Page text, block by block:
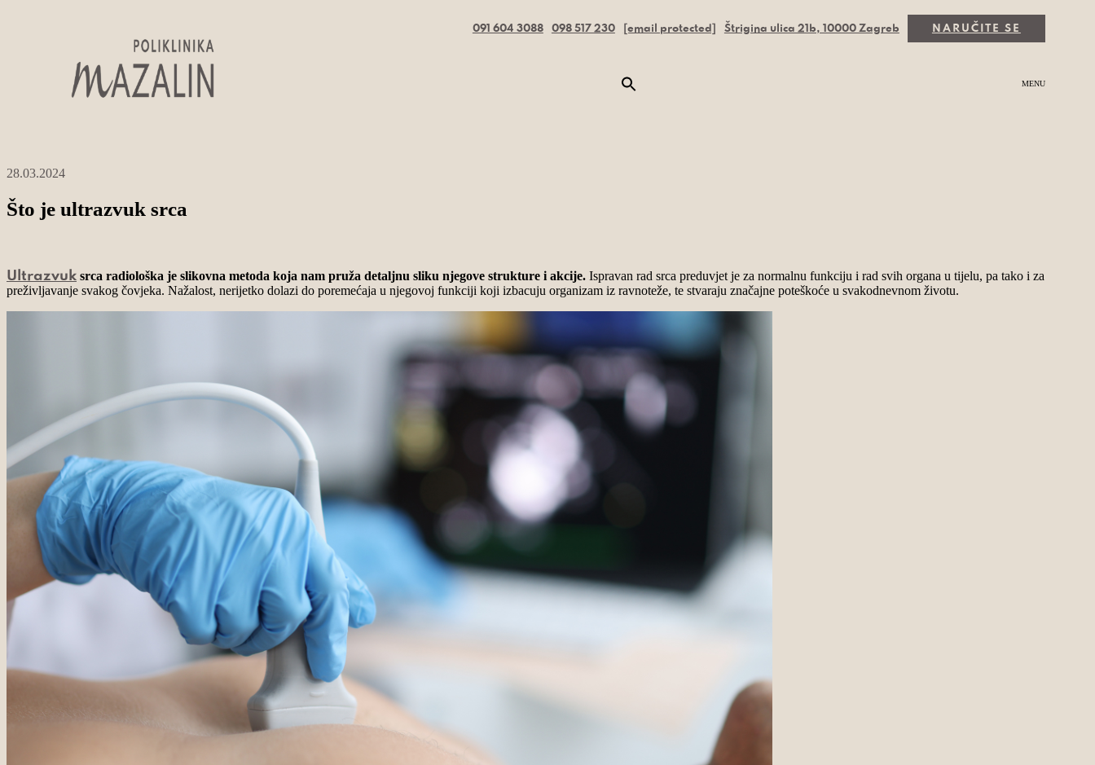
091 604 3088 098 517 230 [email protected] Štrigina ulica 21b, 10000 Zagreb NARUČITE SE
MENU
28.03.2024
Što je ultrazvuk srca
Ultrazvuk srca radiološka je slikovna metoda koja nam pruža detaljnu sliku njegove strukture i akcije. Ispravan rad srca preduvjet je za normalnu funkciju i rad svih organa u tijelu, pa tako i za
preživljavanje svakog čovjeka. Nažalost, nerijetko dolazi do poremećaja u njegovoj funkciji koji izbacuju organizam iz ravnoteže, te stvaraju značajne poteškoće u svakodnevnom životu.